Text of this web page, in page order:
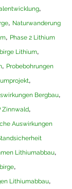
,
, Naturwanderung
, Phase 2 Lithium
Lithium,
, Probebohrungen
,
Bergbau,
Zinnwald,
Auswirkungen
Lithiumabbau,
,
Lithiumabbau,